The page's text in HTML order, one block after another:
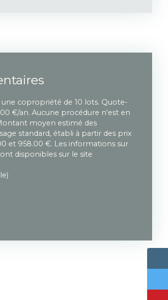
une copropriété de 10 lots. Quote-
€/an. Aucune procédure n'est en
moyen estimé des
standard, établi à partir des prix
et 958.00 €. Les informations sur
disponibles sur le site